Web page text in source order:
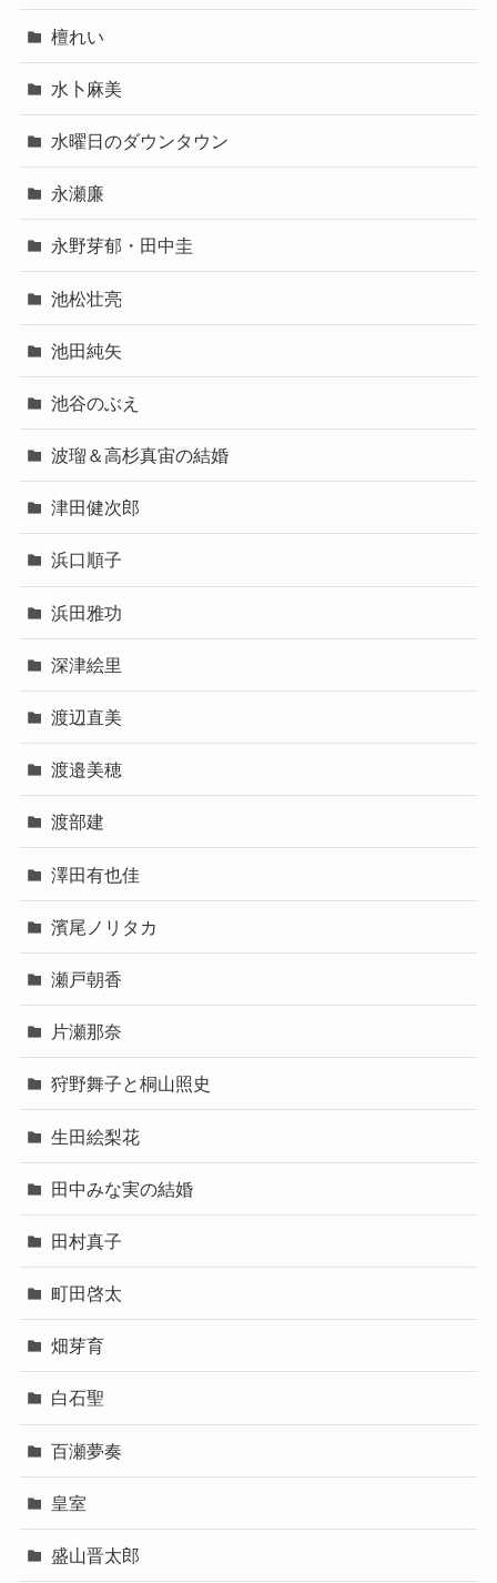
檀れい
水卜麻美
水曜日のダウンタウン
永瀬廉
永野芽郁・田中圭
池松壮亮
池田純矢
池谷のぶえ
波瑠＆高杉真宙の結婚
津田健次郎
浜口順子
浜田雅功
深津絵里
渡辺直美
渡邉美穂
渡部建
澤田有也佳
濱尾ノリタカ
瀬戸朝香
片瀬那奈
狩野舞子と桐山照史
生田絵梨花
田中みな実の結婚
田村真子
町田啓太
畑芽育
白石聖
百瀬夢奏
皇室
盛山晋太郎